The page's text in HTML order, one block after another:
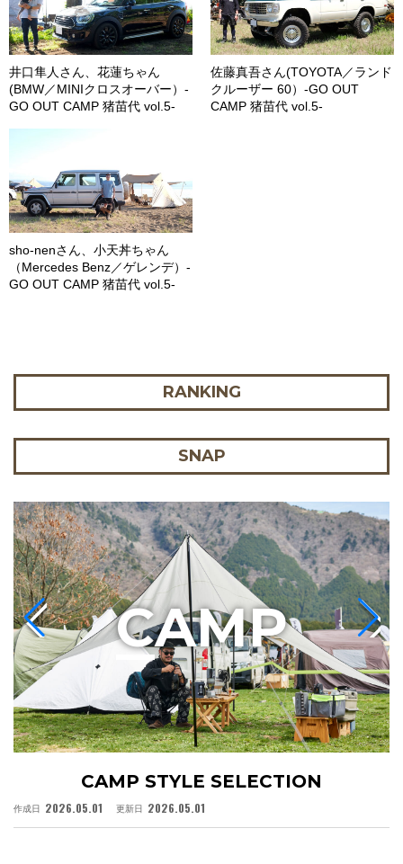
井口隼人さん、花蓮ちゃん
(BMW／MINIクロスオーバー）-
GO OUT CAMP 猪苗代 vol.5-
佐藤真吾さん(TOYOTA／ランド
クルーザー 60）-GO OUT
CAMP 猪苗代 vol.5-
sho-nenさん、小天丼ちゃん
（Mercedes Benz／ゲレンデ）-
GO OUT CAMP 猪苗代 vol.5-
RANKING
SNAP
CAMP STYLE SELECTION
作成日 2026.05.01 更新日 2026.05.01
CAMP